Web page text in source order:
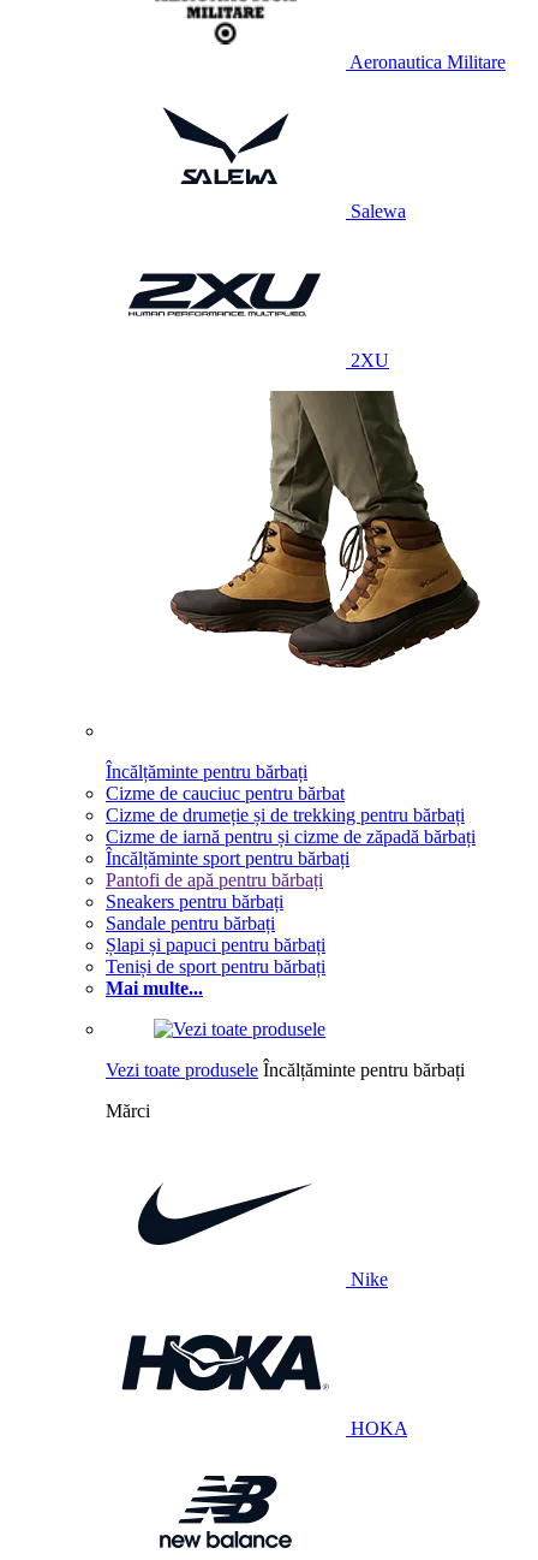
Aeronautica Militare
Salewa
2XU
Încălțăminte pentru bărbați
Cizme de cauciuc pentru bărbat
Cizme de drumeție și de trekking pentru bărbați
Cizme de iarnă pentru și cizme de zăpadă bărbați
Încălțăminte sport pentru bărbați
Pantofi de apă pentru bărbați
Sneakers pentru bărbați
Sandale pentru bărbați
Șlapi și papuci pentru bărbați
Teniși de sport pentru bărbați
Mai multe...
Vezi toate produsele Încălțăminte pentru bărbați
Mărci
Nike
HOKA